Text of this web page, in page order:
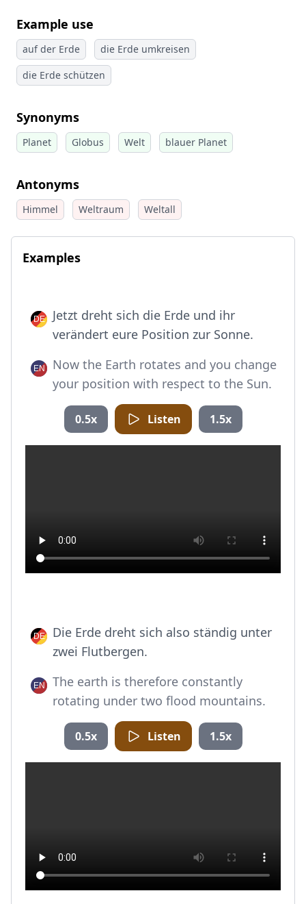
Example use
auf der Erde
die Erde umkreisen
die Erde schützen
Synonyms
Planet Globus Welt blauer Planet
Antonyms
Himmel Weltraum Weltall
Examples
Jetzt dreht sich die Erde und ihr
verändert eure Position zur Sonne.
Now the Earth rotates and you change
your position with respect to the Sun.
0.5x Listen 1.5x
Die Erde dreht sich also ständig unter
zwei Flutbergen.
The earth is therefore constantly
rotating under two flood mountains.
0.5x Listen 1.5x